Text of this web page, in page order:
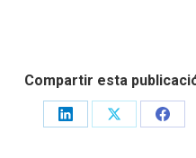
Compartir esta
Share
Share
Share